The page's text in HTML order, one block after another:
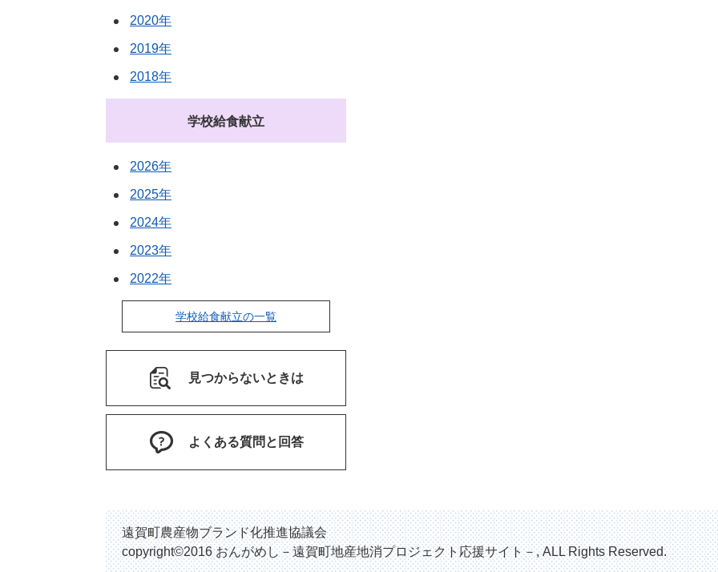
2020年
2019年
2018年
学校給食献立
2026年
2025年
2024年
2023年
2022年
学校給食献立の一覧
見つからないときは
よくある質問と回答
遠賀町農産物ブランド化推進協議会
copyright©2016 おんがめし－遠賀町地産地消プロジェクト応援サイト－, ALL Rights Reserved.